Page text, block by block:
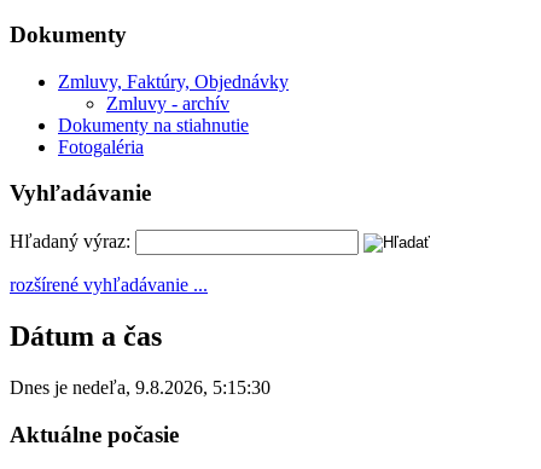
Dokumenty
Zmluvy, Faktúry, Objednávky
Zmluvy - archív
Dokumenty na stiahnutie
Fotogaléria
Vyhľadávanie
Hľadaný výraz:
rozšírené vyhľadávanie ...
Dátum a čas
Dnes je nedeľa, 9.8.2026, 5:15:30
Aktuálne počasie